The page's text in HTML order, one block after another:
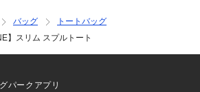
最短 23～ 最長 26.5cm
可能／調節機能付き（美錠3段階調節）
ット×1、オープンポケット×2
のデザインとして象徴的な真鍮金具の色
バッグ
トートバッグ
】スリム スプルトート
パークアプリ